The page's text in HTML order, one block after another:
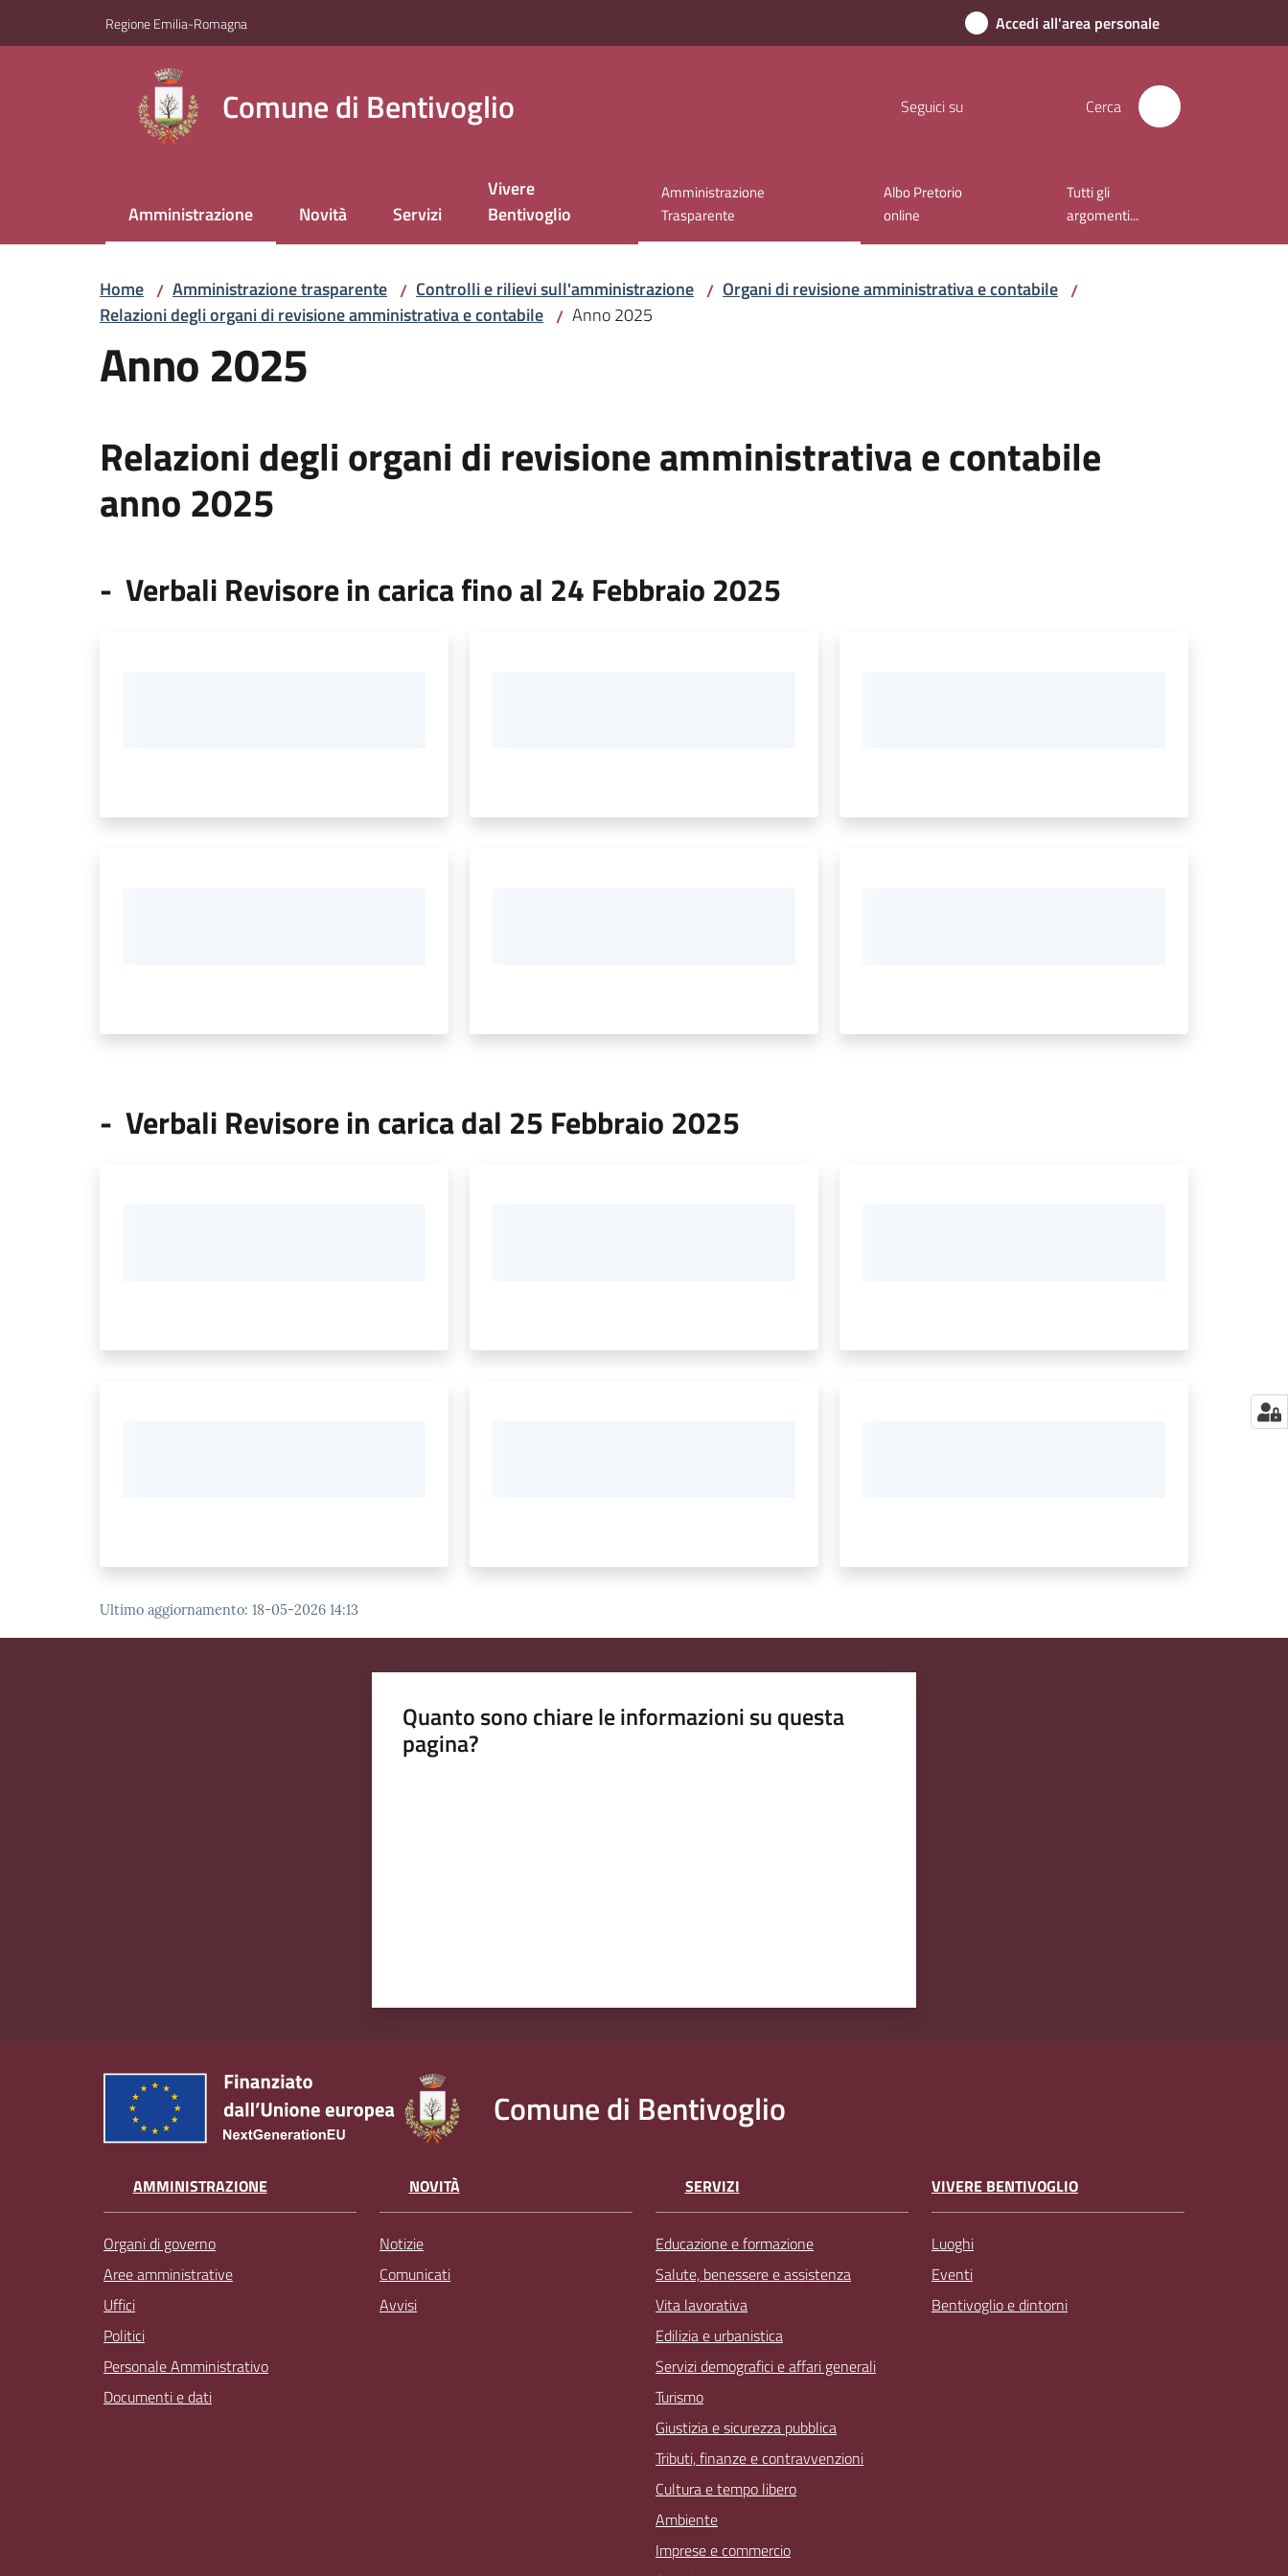
Regione Emilia-Romagna Accedi all'area personale
Comune di Bentivoglio Seguici su Cerca
Amministrazione
Menu selezionato Novità Servizi
Vivere
Bentivoglio
Amministrazione
Trasparente
Menu selezionato
Albo Pretorio
online
Tutti gli
argomenti...
Home / Amministrazione trasparente / Controlli e rilievi sull'amministrazione / Organi di revisione amministrativa e contabile /
Relazioni degli organi di revisione amministrativa e contabile / Anno 2025
Anno 2025
Relazioni degli organi di revisione amministrativa e contabile
anno 2025
- Verbali Revisore in carica fino al 24 Febbraio 2025
- Verbali Revisore in carica dal 25 Febbraio 2025
Ultimo aggiornamento: 18-05-2026 14:13
Quanto sono chiare le informazioni su questa
pagina?
Comune di Bentivoglio
AMMINISTRAZIONE
Organi di governo
Aree amministrative
Uffici
Politici
Personale Amministrativo
Documenti e dati
NOVITÀ
Notizie
Comunicati
Avvisi
SERVIZI
Educazione e formazione
Salute, benessere e assistenza
Vita lavorativa
Edilizia e urbanistica
Servizi demografici e affari generali
Turismo
Giustizia e sicurezza pubblica
Tributi, finanze e contravvenzioni
Cultura e tempo libero
Ambiente
Imprese e commercio
VIVERE BENTIVOGLIO
Luoghi
Eventi
Bentivoglio e dintorni